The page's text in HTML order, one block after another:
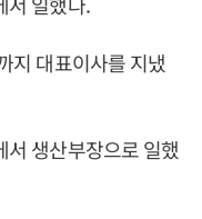
지 대표이사를 지냈
생산부장으로 일했